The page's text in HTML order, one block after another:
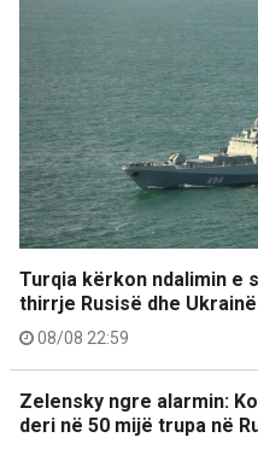
Turqia kërkon ndalimin e
thirrje Rusisë dhe
08/08 22:59
Zelensky ngre alarmin:
deri në 50 mijë trupa në